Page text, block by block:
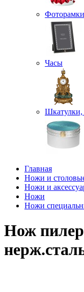
Фоторамки
Часы
Шкатулки,
Главная
Ножи и
Ножи и
Ножи
Ножи
Нож